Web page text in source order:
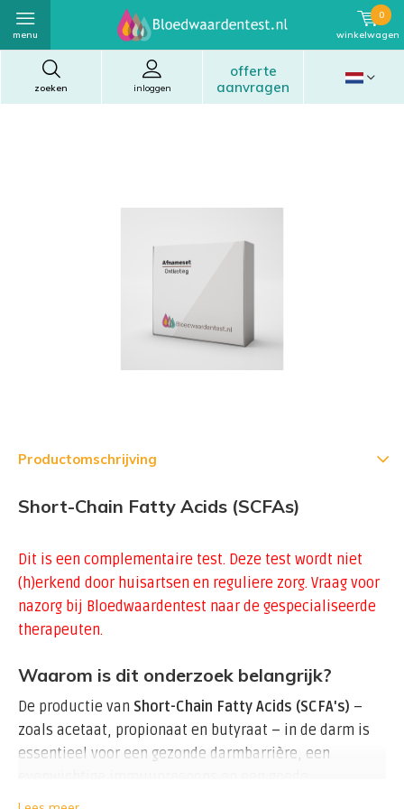
zoeken
offerte
aanvragen
inloggen
menu winkelwagen
0
Productomschrijving
Short-Chain Fatty Acids (SCFAs)
Dit is een complementaire test. Deze test wordt niet
(h)erkend door huisartsen en reguliere zorg. Vraag voor
nazorg bij Bloedwaardentest naar de gespecialiseerde
therapeuten.
Waarom is dit onderzoek belangrijk?
De productie van Short-Chain Fatty Acids (SCFA's) –
zoals acetaat, propionaat en butyraat – in de darm is
essentieel voor een gezonde darmbarrière, een
stofwisseling. Deze vetzuren ontstaan wanneer